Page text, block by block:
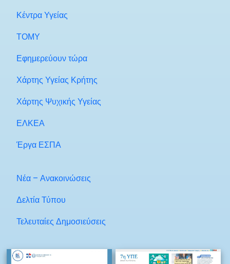
Κέντρα Υγείας
ΤΟΜΥ
Εφημερεύουν τώρα
Χάρτης Υγείας Κρήτης
Χάρτης Ψυχικής Υγείας
ΕΛΚΕΑ
Έργα ΕΣΠΑ
Νέα – Ανακοινώσεις
Δελτία Τύπου
Τελευταίες Δημοσιεύσεις